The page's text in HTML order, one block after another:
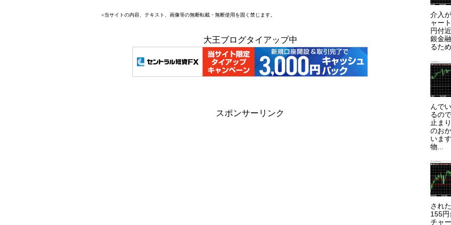
※当サイトの内容、テキスト、画像等の無断転載・無断使用を固く禁じます。
大王ブログタイアップ中
スポンサーリンク
介入
ャー
円付
銀金
るた
んで
るの
止ま
のお
いま
物...
され
155
チャ